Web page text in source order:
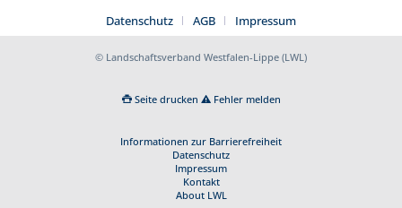
Datenschutz
AGB Impressum
© Landschaftsverband Westfalen-Lippe (LWL)
Seite drucken Fehler melden
Informationen zur Barrierefreiheit
Datenschutz
Impressum
Kontakt
About LWL